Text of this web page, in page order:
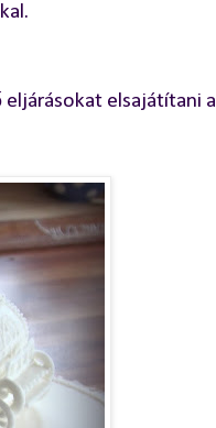
elsajátítani a